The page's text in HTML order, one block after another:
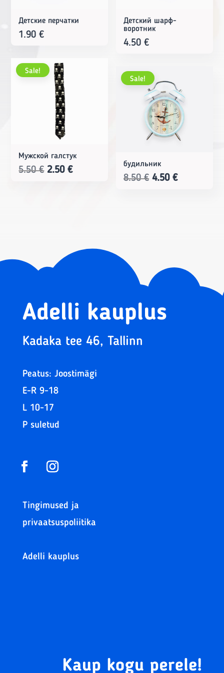
Детские перчатки
1.90€
Детский шарф-
воротник
4.50€
Sale!
Мужской галстук
5.50€ Original
2.50€Current
Sale!
будильник
8.50€ Original
4.50€Current
Adelli kauplus
Kadaka tee 46, Tallinn
Peatus: Joostimägi
E-R 9-18
L 10-17
P suletud
Tingimused ja
privaatsuspoliitika
Adelli kauplus